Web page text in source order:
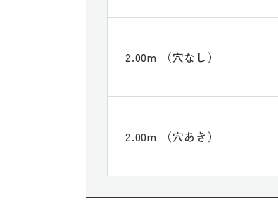
2.00m （穴なし）
2.00m （穴あき）